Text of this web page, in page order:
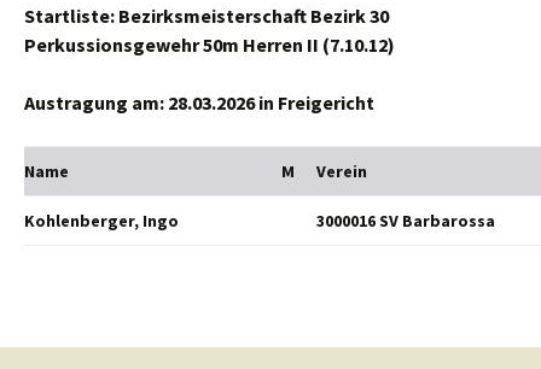
Startliste: Bezirksmeisterschaft Bezirk 30
Perkussionsgewehr 50m Herren II (7.10.12)
Austragung am: 28.03.2026 in Freigericht
Name M Verein
Kohlenberger, Ingo 3000016 SV Barbarossa